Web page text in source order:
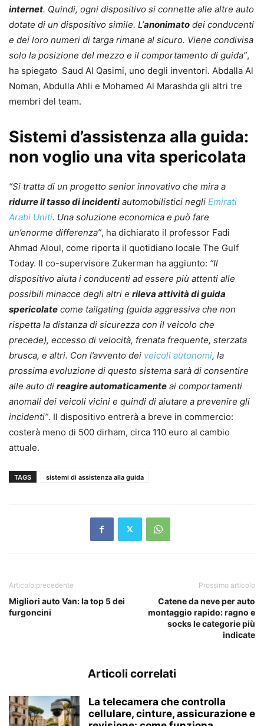
internet. Quindi, ogni dispositivo si connette alle altre auto
dotate di un dispositivo simile. L’anonimato dei conducenti
e dei loro numeri di targa rimane al sicuro. Viene condivisa
solo la posizione del mezzo e il comportamento di guida”,
ha spiegato Saud Al Qasimi, uno degli inventori. Abdalla Al
Noman, Abdulla Ahli e Mohamed Al Marashda gli altri tre
membri del team.
Sistemi d’assistenza alla guida:
non voglio una vita spericolata
“Si tratta di un progetto senior innovativo che mira a
ridurre il tasso di incidentiautomobilistici negli Emirati
Arabi Uniti. Una soluzione economica e può fare
un’enorme differenza”, ha dichiarato il professor Fadi
Ahmad Aloul, come riporta il quotidiano locale The Gulf
Today. Il co-supervisore Zukerman ha aggiunto: “Il
dispositivo aiuta i conducenti ad essere più attenti alle
possibili minacce degli altri e rileva attività di guida
spericolate come tailgating (guida aggressiva che non
rispetta la distanza di sicurezza con il veicolo che
precede), eccesso di velocità, frenata frequente, sterzata
brusca, e altri. Con l’avvento dei veicoli autonomi, la
prossima evoluzione di questo sistema sarà di consentire
alle auto di reagire automaticamente ai comportamenti
anomali dei veicoli vicini e quindi di aiutare a prevenire gli
incidenti”. Il dispositivo entrerà a breve in commercio:
costerà meno di 500 dirham, circa 110 euro al cambio
attuale.
TAGS sistemi di assistenza alla guida
Articolo precedente
Migliori auto Van: la top 5 dei
furgoncini
Prossimo articolo
Catene da neve per auto
montaggio rapido: ragno e
socks le categorie più
indicate
Articoli correlati
La telecamera che controlla
cellulare, cinture, assicurazione e